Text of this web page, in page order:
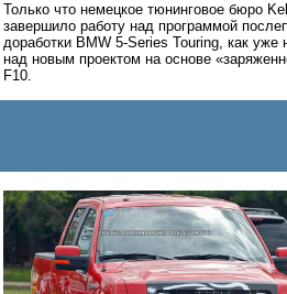
Только что немецкое тюнинговое бюро
завершило работу над программой
доработки BMW 5-Series Touring, как уже
над новым проектом на основе
F10.